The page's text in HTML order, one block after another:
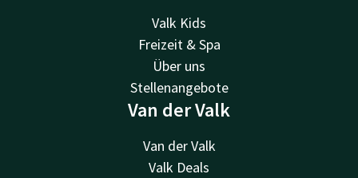
Valk Kids
Freizeit & Spa
Über uns
Stellenangebote
Van der Valk
Van der Valk
Valk Deals